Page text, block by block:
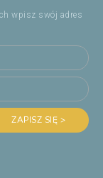
wpisz swój adres
ZAPISZ SIĘ >